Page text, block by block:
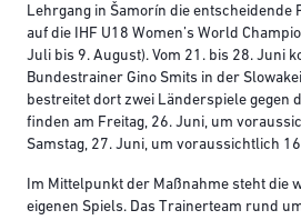
Lehrgang in Šamorín die entscheidende
auf die IHF U18 Women’s World
Juli bis 9. August). Vom 21. bis 28. Juni
Bundestrainer Gino Smits in der
bestreitet dort zwei Länderspiele gegen
finden am Freitag, 26. Juni, um
Samstag, 27. Juni, um voraussichtlich
Im Mittelpunkt der Maßnahme steht die
eigenen Spiels. Das Trainerteam rund